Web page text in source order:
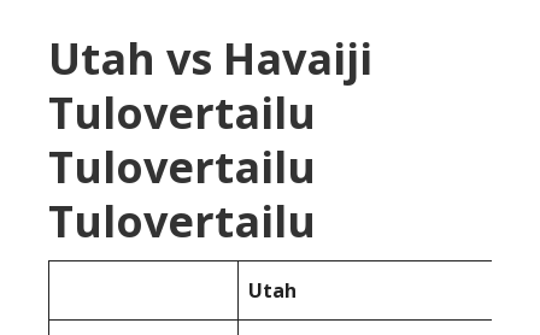
Utah vs Havaiji
Tulovertailu
Tulovertailu
Tulovertailu
Utah